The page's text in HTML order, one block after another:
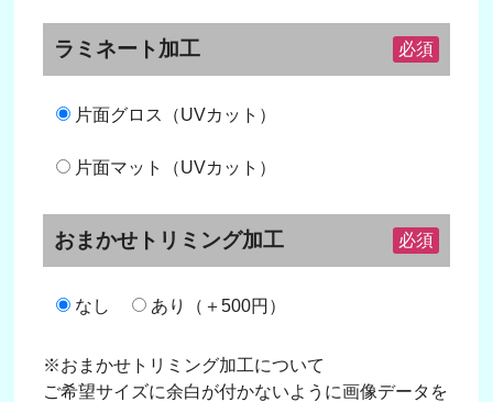
ラミネート加工 必須
片面グロス（UVカット）
片面マット（UVカット）
おまかせトリミング加工 必須
なし あり（＋500円）
※おまかせトリミング加工について
ご希望サイズに余白が付かないように画像データを